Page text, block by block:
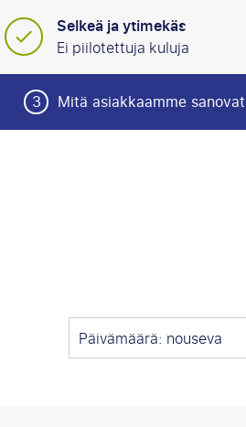
Selkeä ja ytimekäs
Ei piilotettuja kuluja
3 Mitä asiakkaamme sanovat
Päivämäärä: nouseva